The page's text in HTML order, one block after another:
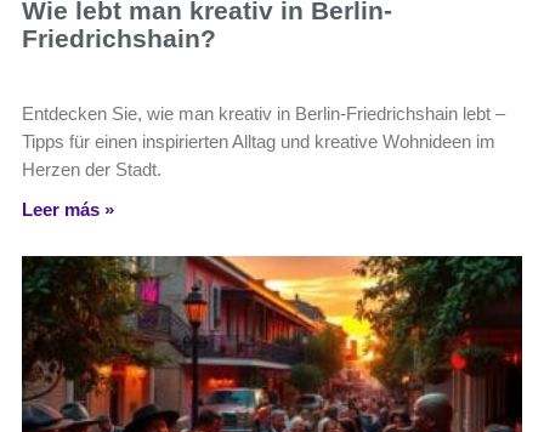
Wie lebt man kreativ in Berlin-
Friedrichshain?
Entdecken Sie, wie man kreativ in Berlin-Friedrichshain lebt –
Tipps für einen inspirierten Alltag und kreative Wohnideen im
Herzen der Stadt.
Leer más »